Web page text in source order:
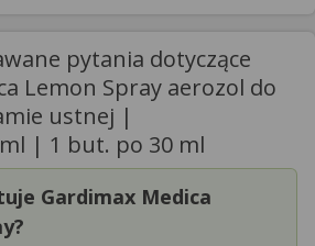
pytania dotyczące
Lemon Spray aerozol do
ustnej |
| 1 but. po 30 ml
Gardimax Medica